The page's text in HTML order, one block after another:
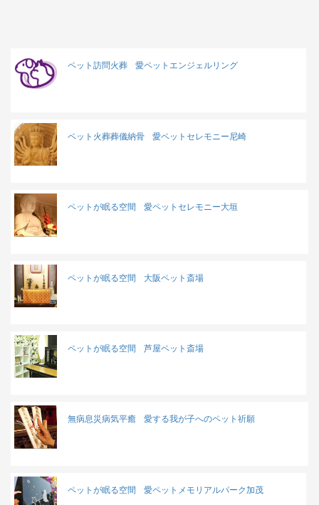
ペット訪問火葬 愛ペットエンジェルリング
ペット火葬葬儀納骨 愛ペットセレモニー尼崎
ペットが眠る空間 愛ペットセレモニー大垣
ペットが眠る空間 大阪ペット斎場
ペットが眠る空間 芦屋ペット斎場
無病息災病気平癒 愛する我が子へのペット祈願
ペットが眠る空間 愛ペットメモリアルパーク加茂